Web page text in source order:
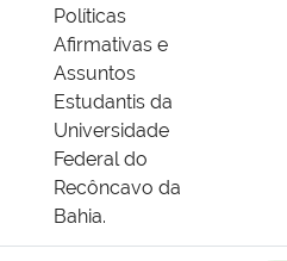
Políticas
Afirmativas e
Assuntos
Estudantis da
Universidade
Federal do
Recôncavo da
Bahia.